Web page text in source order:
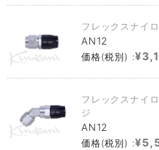
フレックスナイ
AN12
価格(税別) :
フレックスナイ
ジ
AN12
価格(税別) :